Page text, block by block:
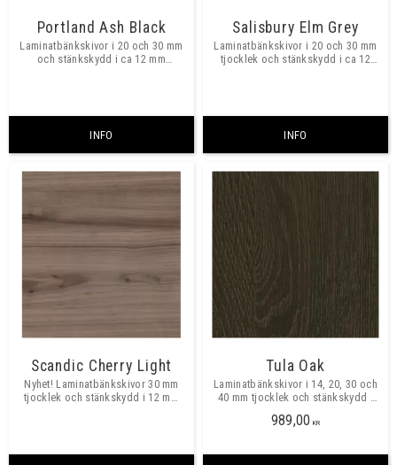
Portland Ash Black
Laminatbänkskivor i 20 och 30 mm
och stänkskydd i ca 12 mm
INFO
Salisbury Elm Grey
Laminatbänkskivor i 20 och 30 mm
tjocklek och stänkskydd i ca 12
INFO
Scandic Cherry Light
​Nyhet! Laminatbänkskivor 30 mm
tjocklek och stänkskydd i 12 mm
Tula Oak
Laminatbänkskivor i 14, 20, 30 och
40 mm tjocklek och stänkskydd i
989,00 KR